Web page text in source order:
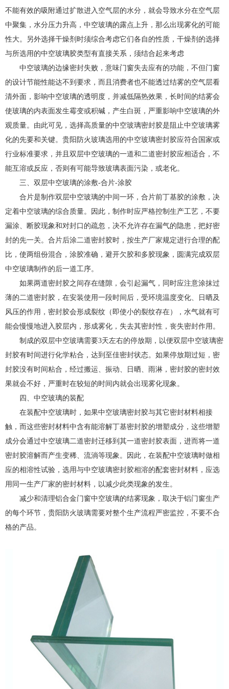
不能有效的吸附通过扩散进入空气层的水分，就会导致水分在空气层
中聚集，水分压力升高，中空玻璃的露点上升，那么出现雾化的可能
性大。另外选择干燥剂时须综合考虑它们各自的性质，干燥剂的选择
与所选用的中空玻璃胶类型有直接关系，须结合起来考虑
中空玻璃的边缘密封失败，意味门窗失去应有的功能，不但门窗
的设计节能性能达不到要求，而且消费者也不能透过结雾的空气层看
清外面，影响中空玻璃的透明度，并减低隔热效果，长时间的结雾会
使玻璃的内表面发生霉变或积碱，产生白斑，严重影响中空玻璃的外
观质量。由此可见，选择高质量的中空玻璃密封胶是阻止中空玻璃雾
化的先要和关键。贵阳防火玻璃选用的中空玻璃密封胶应符合国家或
行业标准要求，并且双层中空玻璃的一道和二道密封胶应相适合，不
能互溶或反应，否则有可能导致玻璃表面污染，或老化。
三、双层中空玻璃的涂敷-合片-涂胶
合片是制作双层中空玻璃的中间一环，合片前丁基胶的涂敷，决
定着中空玻璃的综合质量。因此，制作时应严格控制生产工艺，不要
漏涂、断胶现象和对封口的疏忽，决不允许存在漏气的隐患，把好密
封的先一关。合片后涂二道密封胶时，按生产厂家规定进行合理的配
比，使两组份混合，涂胶准确，避开欠胶和多胶现象，圆满完成双层
中空玻璃制作的后一道工序。
如果两道密封胶之间存在缝隙，会引起漏气，同时应注意涂抹过
薄的二道密封胶，在安装使用一段时间后，受环境温度变化、日晒及
风压的作用，密封胶会形成裂纹（即使小的裂纹存在），水气就有可
能会慢慢地进入胶层内，形成雾化，失去其密封性，丧失密封作用。
制成的双层中空玻璃需要3天左右的停放期，以便双层中空玻璃密
封胶有时间进行化学粘合，达到至佳密封状态。如果停放期过短，密
封胶没有时间粘合，经过搬运、振动、日晒、雨淋，密封胶的密封效
果就会不好，严重时在较短的时间内就会出现雾化现象。
四、中空玻璃的装配
在装配中空玻璃时，如果中空玻璃密封胶与其它密封材料相接
触，而这些密封材料中含有能溶解丁基密封胶的增塑成分，这些增塑
成分会通过中空玻璃二道密封迁移到其一道密封胶表面，进而将一道
密封胶溶解而产生变稀、流淌等现象。因此，在装配中空玻璃时做相
应的相溶性试验，选用与中空玻璃密封胶相溶的配套密封材料，应选
用同一生产厂家的密封材料，以减少此类现象的发生。
减少和清理铝合金门窗中空玻璃的结雾现象，取决于铝门窗生产
的每个环节，贵阳防火玻璃需要对整个生产流程严密监控，不要不合
格的产品。